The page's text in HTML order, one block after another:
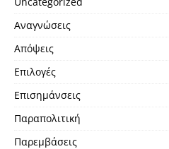
Αναγνώσεις
Απόψεις
Επιλογές
Επισημάνσεις
Παραπολιτική
Παρεμβάσεις